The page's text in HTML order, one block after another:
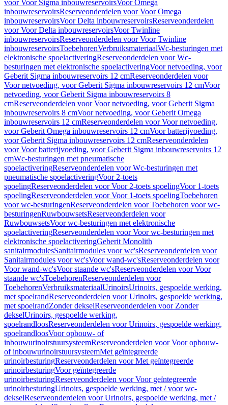
voor Voor Sigma inbouwreservoirsVoor Omega
inbouwreservoirsReserveonderdelen voor Voor Omega
inbouwreservoirsVoor Delta inbouwreservoirsReserveonderdelen
voor Voor Delta inbouwreservoirsVoor Twinline
inbouwreservoirsReserveonderdelen voor Voor Twinline
inbouwreservoirsToebehorenVerbruiksmateriaalWc-besturingen met
elektronische spoelactiveringReserveonderdelen voor Wc-
besturingen met elektronische spoelactiveringVoor netvoeding, voor
Geberit Sigma inbouwreservoirs 12 cmReserveonderdelen voor
Voor netvoeding, voor Geberit Sigma inbouwreservoirs 12 cmVoor
netvoeding, voor Geberit Sigma inbouwreservoirs 8
cmReserveonderdelen voor Voor netvoeding, voor Geberit Sigma
inbouwreservoirs 8 cmVoor netvoeding, voor Geberit Omega
inbouwreservoirs 12 cmReserveonderdelen voor Voor netvoeding,
voor Geberit Omega inbouwreservoirs 12 cmVoor batterijvoeding,
voor Geberit Sigma inbouwreservoirs 12 cmReserveonderdelen
voor Voor batterijvoeding, voor Geberit Sigma inbouwreservoirs 12
cmWc-besturingen met pneumatische
spoelactiveringReserveonderdelen voor Wc-besturingen met
pneumatische spoelactiveringVoor 2-toets
spoelingReserveonderdelen voor Voor 2-toets spoelingVoor 1-toets
spoelingReserveonderdelen voor Voor 1-toets spoelingToebehoren
voor wc-besturingenReserveonderdelen voor Toebehoren voor wc-
besturingenRuwbouwsetsReserveonderdelen voor
RuwbouwsetsVoor wc-besturingen met elektronische
spoelactiveringReserveonderdelen voor Voor wc-besturingen met
elektronische spoelactiveringGeberit Monolith
sanitairmodulesSanitairmodules voor wc'sReserveonderdelen voor
Sanitairmodules voor wc'sVoor wand-wc'sReserveonderdelen voor
Voor wand-wc'sVoor staande wc'sReserveonderdelen voor Voor
staande wc'sToebehorenReserveonderdelen voor
ToebehorenVerbruiksmateriaalUrinoirsUrinoirs, gespoelde werking,
met spoelrandReserveonderdelen voor Urinoirs, gespoelde werking,
met spoelrandZonder dekselReserveonderdelen voor Zonder
dekselUrinoirs, gespoelde werking,
spoelrandloosReserveonderdelen voor Urinoirs, gespoelde werking,
spoelrandloosVoor opbouw- of
inbouwurinoirstuursysteemReserveonderdelen voor Voor opbouw-
of inbouwurinoirstuursysteemMet geïntegreerde
urinoirbesturingReserveonderdelen voor Met geïntegreerde
urinoirbesturingVoor geïntegreerde
urinoirbesturingReserveonderdelen voor Voor geïntegreerde
urinoirbesturingUrinoirs, gespoelde werking, met / voor wc-
dekselReserveonderdelen voor Urinoirs, gespoelde werking, met /